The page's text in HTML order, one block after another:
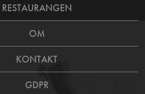
RESTAURANGEN
OM
KONTAKT
GDPR